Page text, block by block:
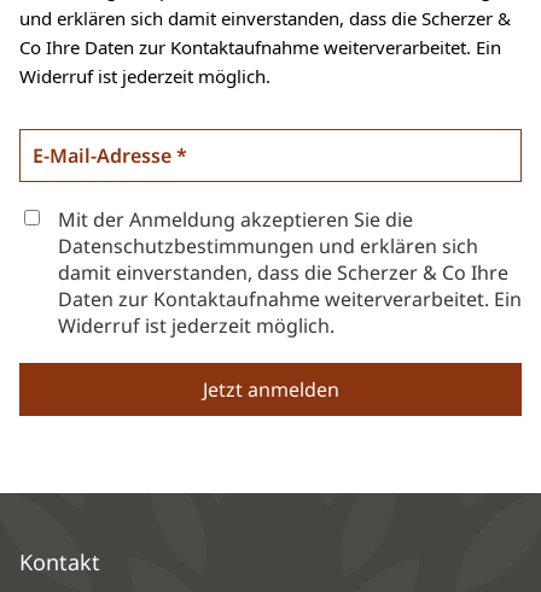
und erklären sich damit einverstanden, dass die Scherzer &
Co Ihre Daten zur Kontaktaufnahme weiterverarbeitet. Ein
Widerruf ist jederzeit möglich.
Mit der Anmeldung akzeptieren Sie die
Datenschutzbestimmungen und erklären sich
damit einverstanden, dass die Scherzer & Co Ihre
Daten zur Kontaktaufnahme weiterverarbeitet. Ein
Widerruf ist jederzeit möglich.
Kontakt